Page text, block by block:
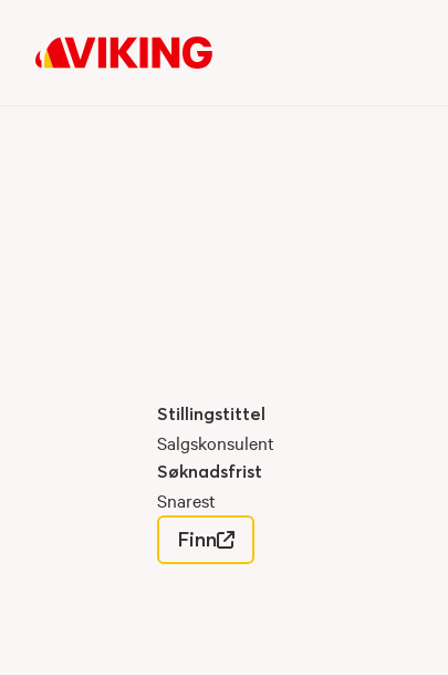
Stillingstittel
:
Salgskonsulent
Søknadsfrist
:
Snarest
Finn